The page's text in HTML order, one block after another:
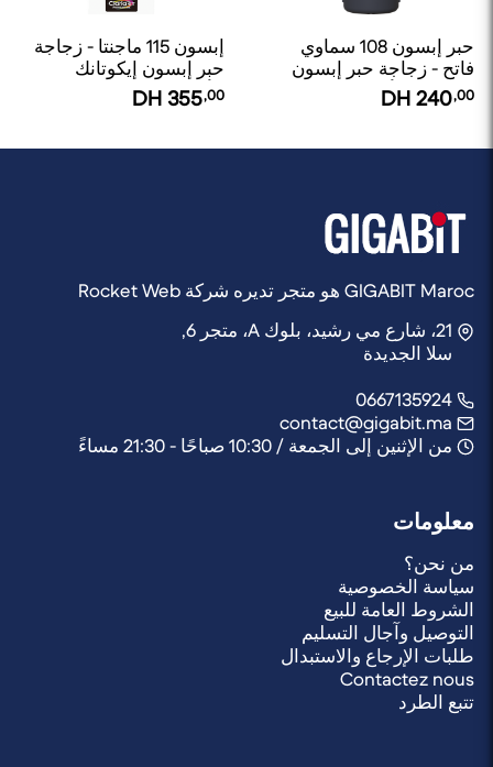
حبر إبسون 108 سماوي
فاتح - زجاجة حبر إبسون
إيكوتانك الأصلية
240,00
إبسون 115 ماجنتا - زجاجة
حبر إبسون إيكوتانك
الأصلية
355,00
GIGABIT Maroc هو متجر تديره شركة Rocket Web
21، شارع مي رشيد، بلوك A، متجر 6,
سلا الجديدة
من الإثنين إلى الجمعة / 10:30 صباحًا - 21:30 مساءً
معلومات
من نحن؟
سياسة الخصوصية
الشروط العامة للبيع
التوصيل وآجال التسليم
طلبات الإرجاع والاستبدال
Contactez nous
تتبع الطرد